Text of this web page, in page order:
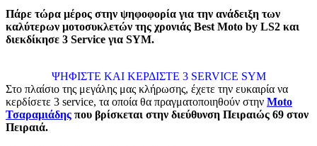
Πάρε τώρα μέρος στην ψηφοφορία για την ανάδειξη των
καλύτερων μοτοσυκλετών της χρονιάς Best Moto by LS2 και
διεκδίκησε 3 Service για SYM.
ΨΗΦΙΣΤΕ ΚΑΙ ΚΕΡΔΙΣΤΕ 3 SERVICE SYM
Στο πλαίσιο της μεγάλης μας κλήρωσης, έχετε την ευκαιρία να
κερδίσετε 3 service, τα οποία θα πραγματοποιηθούν στην Moto
Τσαραμιάδης που βρίσκεται στην διεύθυνση Πειραιώς 69 στον
Πειραιά.